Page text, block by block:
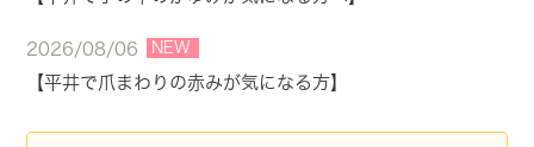
2026/08/06 NEW
【平井で爪まわりの赤みが気になる方】